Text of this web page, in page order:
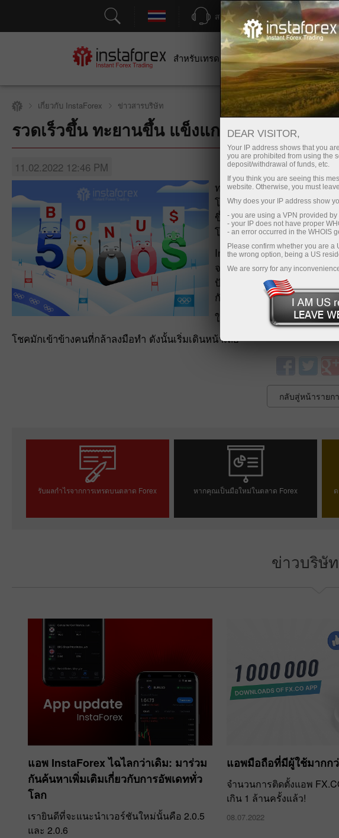
สนับสนุน เปิดบัญชี
สำหรับเทรดเดอร์ สำหรับผู้เริ่มต้นใหม่
เกี่ยวกับ InstaForex ข่าวสารบริษัท
รวดเร็วขึ้น ทะยานขึ้น แข็งแกร่งขึ้นไปพร้อมกัน
เปิดบัญชีซื้อขาย เปิดบัญชีเดโม่
11.02.2022 12:46 PM
ทราบหรือไม่ว่าคำขวัญโอ
โตเกียวประจำปี 2020 ได้มี
ขึ้น ทะยานขึ้น แข็งแกร่งขึ้น
โลกในช่วงเวลาที่ยากลำบาก
InstaForex ขออยู่เคียงข้า
จากประเทศต่างๆกำลังแข่
ปักกิ่ง ขณะเดียวกันพวกเราข
กับคุณ
ในการเข้าร่วมแคมเปญนี้เติ
โชคมักเข้าข้างคนที่กล้าลงมือทำ ดังนั้นเริ่มเดินหน้าเลย
กลับสู่หน้ารายก
รับผลกำไรจากการเทรดบนตลาด Forex หากคุณเป็นมือใหม่ในตลาด Forex
ข่าวบริษั
แอพ InstaForex ไฉไลกว่าเดิม: มาร่วม
กันค้นหาเพิ่มเติมเกี่ยวกับการอัพเดททั่ว
โลก
เรายินดีที่จะแนะนำเวอร์ชันใหม่นั้นคือ 2.0.5
และ 2.0.6
แอพมือถือที่มีผู้ใช้มากก
จำนวนการติดตั้งแอพ
เกิน 1 ล้านครั้งแล้ว!
08.07.2022
โบนัส 30%
คลับโบนัส
DEAR VISITOR,
Your IP address shows that you
you are prohibited from using the
deposit/withdrawal of funds, etc.
If you think you are seeing this
website. Otherwise, you must
Why does your IP address show
- you are using a VPN provided
- your IP does not have proper
- an error occurred in the WHOIS
Please confirm whether you are a
the wrong option, being a US
We are sorry for any